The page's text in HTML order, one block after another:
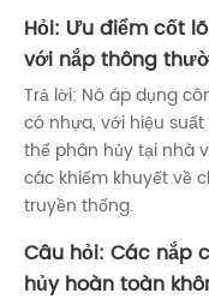
Hỏi: Ưu điểm cốt
với nắp thông
Trả lời: Nó áp dụng
có nhựa, với hiệu
thể phân hủy tại nhà
các khiếm khuyết về
truyền thống.
Câu hỏi: Các nắp
hủy hoàn toàn